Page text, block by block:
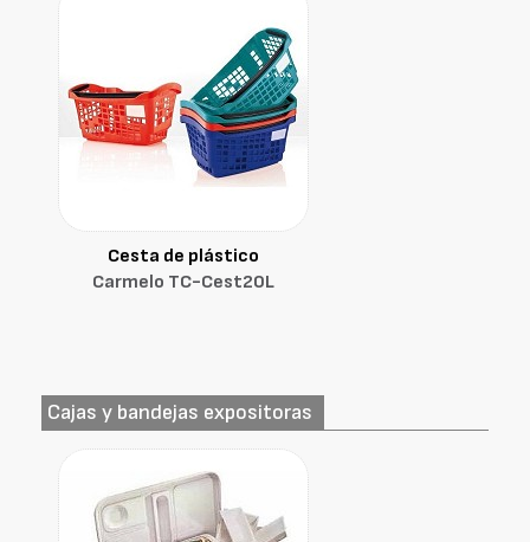
Cesta de plástico
Carmelo TC-Cest20L
Cajas y bandejas expositoras